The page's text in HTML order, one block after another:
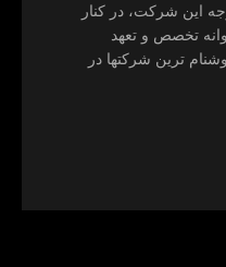
این شرکت، در کنار
تخصص و تعهد
ترین شرکتها در